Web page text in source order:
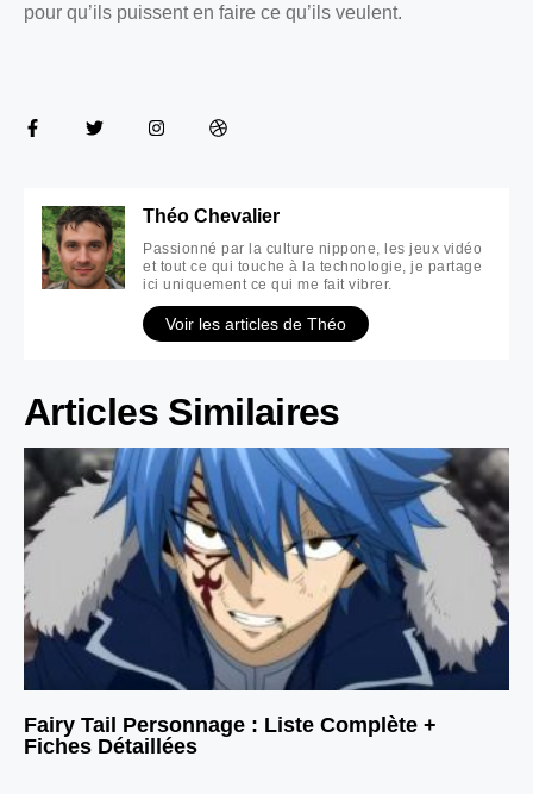
pour qu’ils puissent en faire ce qu’ils veulent.
Théo Chevalier
Passionné par la culture nippone, les jeux vidéo
et tout ce qui touche à la technologie, je partage
ici uniquement ce qui me fait vibrer.
Voir les articles de Théo
Articles Similaires
Fairy Tail Personnage : Liste Complète +
Fiches Détaillées